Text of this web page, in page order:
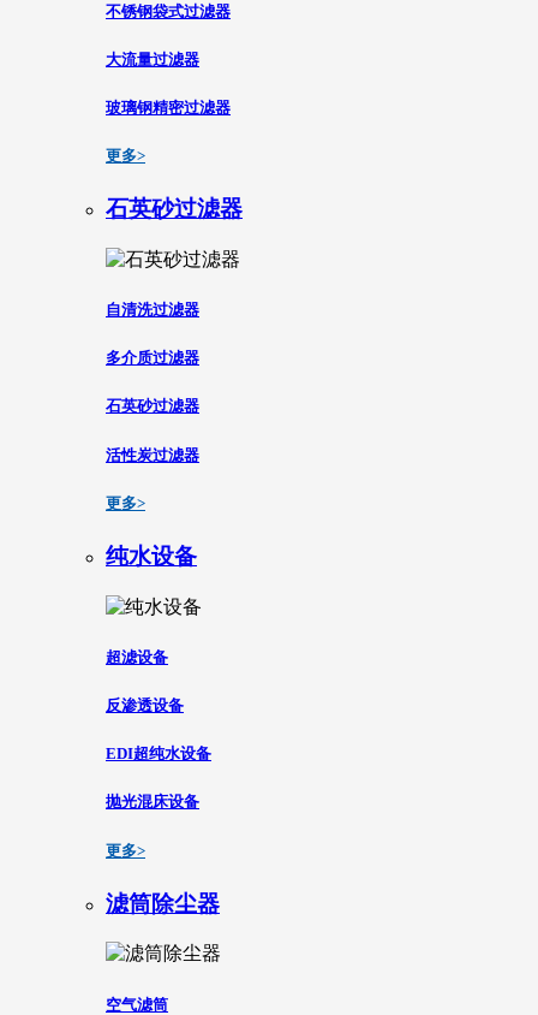
不锈钢袋式过滤器
大流量过滤器
玻璃钢精密过滤器
更多>
石英砂过滤器
自清洗过滤器
多介质过滤器
石英砂过滤器
活性炭过滤器
更多>
纯水设备
超滤设备
反渗透设备
EDI超纯水设备
抛光混床设备
更多>
滤筒除尘器
空气滤筒